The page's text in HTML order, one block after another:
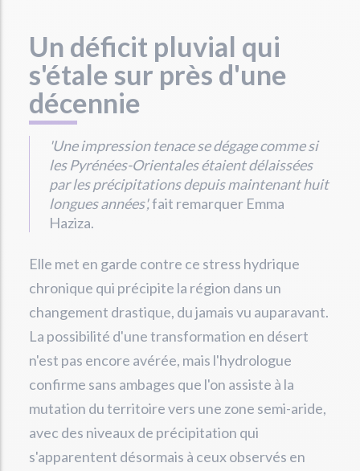
Un déficit pluvial qui
s'étale sur près d'une
décennie
'Une impression tenace se dégage comme si
les Pyrénées-Orientales étaient délaissées
par les précipitations depuis maintenant huit
longues années',fait remarquer Emma
Haziza.
Elle met en garde contre ce stress hydrique
chronique qui précipite la région dans un
changement drastique, du jamais vu auparavant.
La possibilité d'une transformation en désert
n'est pas encore avérée, mais l'hydrologue
confirme sans ambages que l'on assiste à la
mutation du territoire vers une zone semi-aride,
avec des niveaux de précipitation qui
s'apparentent désormais à ceux observés en